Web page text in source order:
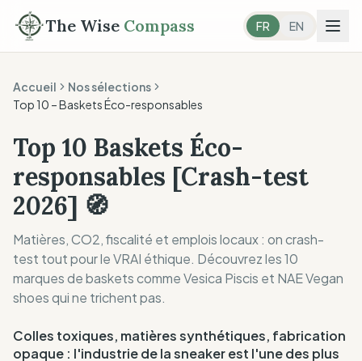
The Wise Compass FR EN
Accueil
Nos sélections
Top 10 –Baskets Éco-responsables
Top 10 Baskets Éco-
responsables [Crash-test
2026] 🧭
Matières, CO2, fiscalité et emplois locaux : on crash-
test tout pour le VRAI éthique. Découvrez les 10
marques de baskets comme Vesica Piscis et NAE Vegan
shoes qui ne trichent pas.
Colles toxiques, matières synthétiques, fabrication
opaque : l'industrie de la sneaker est l'une des plus